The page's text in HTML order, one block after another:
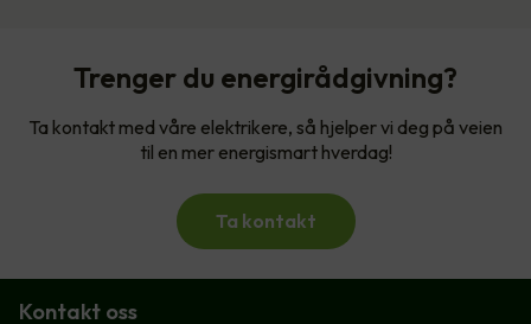
Trenger du energirådgivning?
Ta kontakt med våre elektrikere, så hjelper vi deg på veien
til en mer energismart hverdag!
Ta kontakt
Kontakt oss